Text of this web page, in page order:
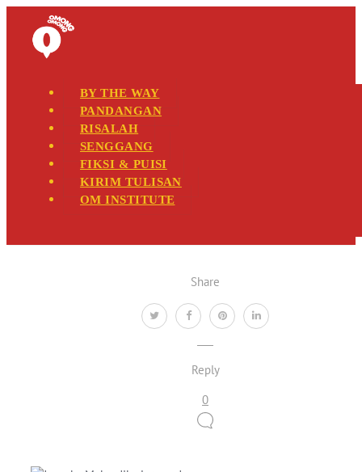
BY THE WAY
PANDANGAN
RISALAH
SENGGANG
FIKSI & PUISI
KIRIM TULISAN
OM INSTITUTE
Share
Reply
0